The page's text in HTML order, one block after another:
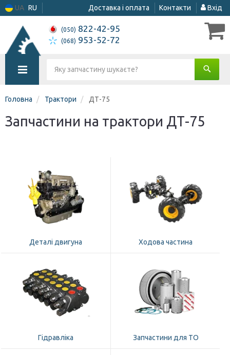
UA RU Доставка і оплата Контакти Вхід
(050) 822-42-95
(068) 953-52-72
Головна Трактори ДТ-75
Запчастини на трактори ДТ-75
Деталі двигуна Ходова частина
Гідравліка Запчастини для ТО